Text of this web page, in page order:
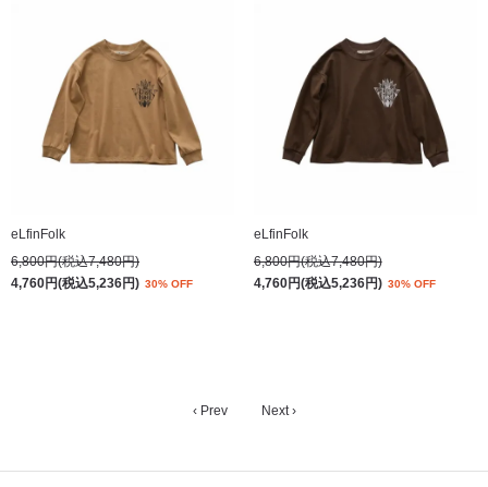
eLfinFolk
6,800円(税込7,480円)
4,760円(税込5,236円) 30% OFF
eLfinFolk
6,800円(税込7,480円)
4,760円(税込5,236円) 30% OFF
‹ Prev Next ›